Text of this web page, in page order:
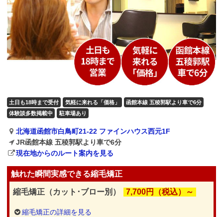
土日も18時まで受付 気軽に来れる「価格」
函館本線 五稜郭駅より車で6分
体験談多数掲載中
駐車場あり
北海道函館市白鳥町21-22 ファインハウス西元1F
JR函館本線 五稜郭駅より車で6分
現在地からのルート案内を見る
触れた瞬間実感できる縮毛矯正
縮毛矯正（カット･ブロー別） 7,700円（税込）～
縮毛矯正の詳細を見る